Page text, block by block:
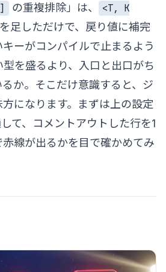
の重複排除」は、
<T, K
を足しただけで、戻り値に補完
ーがコンパイルで止まるよう
を盛るより、入口と出口がち
か。そこだけ意識すると、ジ
になります。まずは上の設定
て、コメントアウトした行を1
線が出るかを目で確かめてみ